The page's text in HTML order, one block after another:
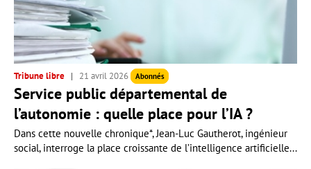
Tribune libre 21 avril 2026 Abonnés
Service public départemental de
l’autonomie : quelle place pour l’IA ?
Dans cette nouvelle chronique*, Jean-Luc Gautherot, ingénieur
social, interroge la place croissante de l’intelligence artificielle...